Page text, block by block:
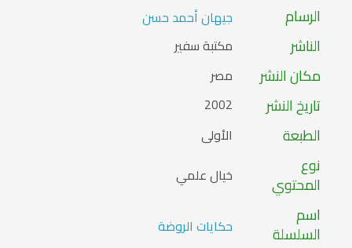
الرسام جيهان أحمد حسن
الناشر مكتبة سفير
مكان النشر مصر
تاريخ النشر 2002
الطبعة الأولى
نوع
المحتوي خيال علمي
اسم
السلسلة حكايات الروضة